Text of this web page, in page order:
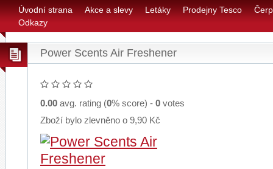
Úvodní strana Akce a slevy Letáky Prodejny Tesco
Odkazy
Power Scents Air Freshener
0.00 avg. rating (0% score) - 0 votes
Zboží bylo zlevněno o 9,90 Kč